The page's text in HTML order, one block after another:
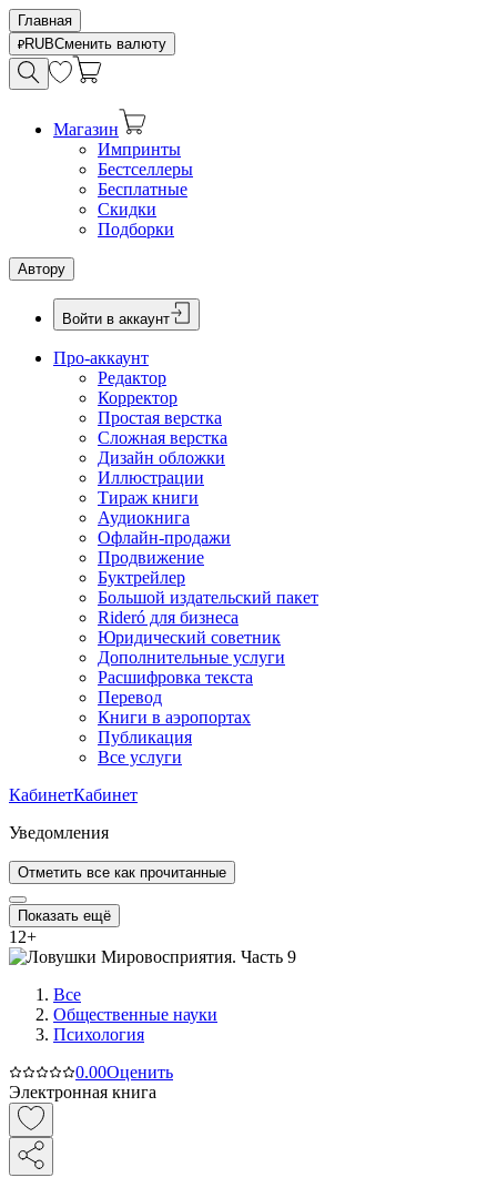
Главная
RUBСменить валюту
Магазин
Импринты
Бестселлеры
Бесплатные
Скидки
Подборки
Автору
Войти в аккаунт
Про-аккаунт
Редактор
Корректор
Простая верстка
Сложная верстка
Дизайн обложки
Иллюстрации
Тираж книги
Аудиокнига
Офлайн-продажи
Продвижение
Буктрейлер
Большой издательский пакет
Rideró для бизнеса
Юридический советник
Дополнительные услуги
Расшифровка текста
Перевод
Книги в аэропортах
Публикация
Все услуги
КабинетКабинет
Уведомления
Отметить все как прочитанные
Показать ещё
12+
Все
Общественные науки
Психология
0.00Оценить
Электронная книга